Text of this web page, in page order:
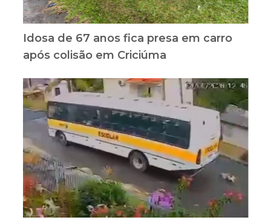
Idosa de 67 anos fica presa em carro
após colisão em Criciúma